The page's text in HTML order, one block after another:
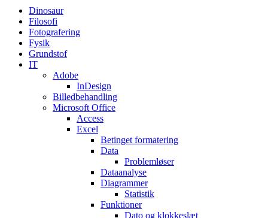
Dinosaur
Filosofi
Fotografering
Fysik
Grundstof
IT
Adobe
InDesign
Billedbehandling
Microsoft Office
Access
Excel
Betinget formatering
Data
Problemløser
Dataanalyse
Diagrammer
Statistik
Funktioner
Dato og klokkeslæt